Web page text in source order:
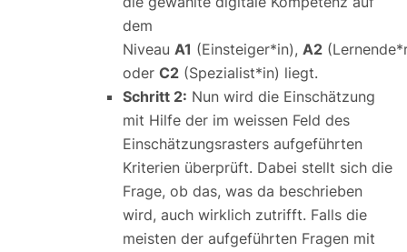
dem
Niveau A1 (Einsteiger*in), A2
oder C2 (Spezialist*in) liegt.
Schritt 2: Nun wird die Einschätzung
mit Hilfe der im weissen Feld des
Einschätzungsrasters aufgeführten
Kriterien überprüft. Dabei stellt sich die
Frage, ob das, was da beschrieben
wird, auch wirklich zutrifft. Falls die
meisten der aufgeführten Fragen mit